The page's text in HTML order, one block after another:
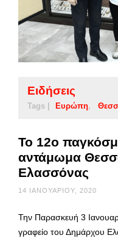
Ειδήσεις
Tags | Ευρώπη
Το 12ο
αντάμωμα
Ελασσόνας
14 ΙΑΝΟΥΑΡΊΟΥ, 2020
Την Παρασκευή 3
γραφείο του Δημάρχου